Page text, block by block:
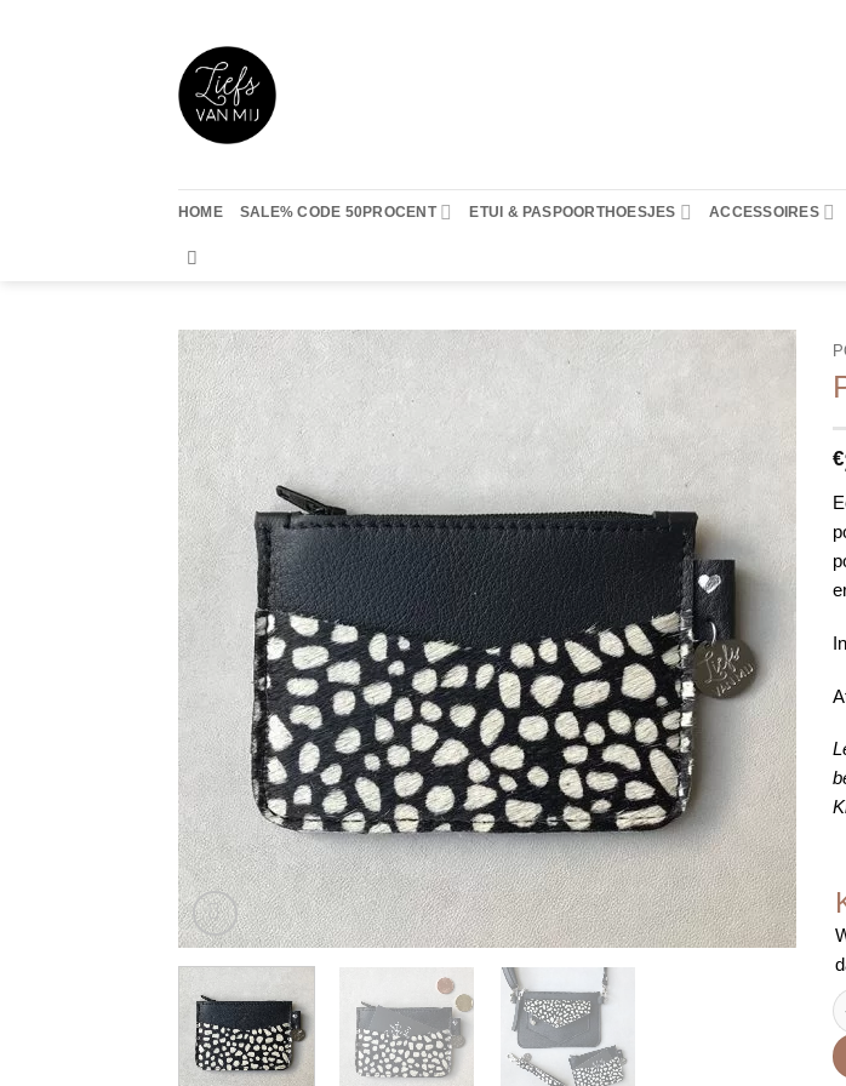
HOME SALE% CODE 50PROCENT ETUI & PASPOORTHOESJES ACCESSOIRES
€